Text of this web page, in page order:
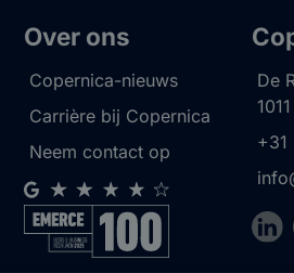
Over ons
Copernica-nieuws
Carrière bij Copernica
Neem contact op
De
+31